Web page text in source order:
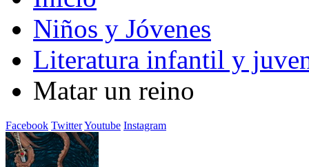
Niños y Jóvenes
Literatura infantil y
Matar un reino
Facebook TwitterYoutube Instagram